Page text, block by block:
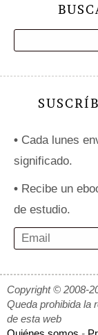
• Cada lunes
significado.
• Recibe un
de estudio.
Copyright © 2008-
Queda prohibida la
de esta web